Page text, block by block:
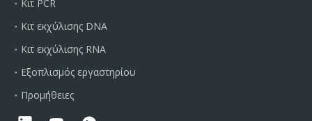
Κιτ PCR
Κιτ εκχύλισης DNA
Κιτ εκχύλισης RNA
Εξοπλισμός εργαστηρίου
Προμήθειες